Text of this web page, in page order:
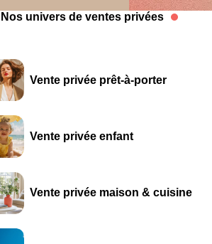
Nos univers de ventes privées
Vente privée prêt-à-porter
Vente privée enfant
Vente privée maison & cuisine